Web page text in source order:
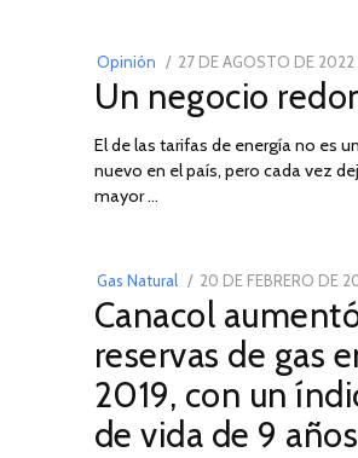
Opinión
POSTED
ON
27 DE AGOSTO DE 2022
Un negocio
El de las tarifas de energía no es
nuevo en el país, pero cada vez
mayor …
Gas Natural
POSTED
ON
20 DE FEBRERO DE
Canacol
reservas de gas
2019, con un
de vida de 9 años